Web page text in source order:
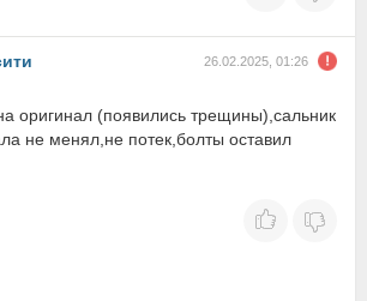
26.02.2025, 01:26
оригинал (появились трещины),сальник
не менял,не потек,болты оставил